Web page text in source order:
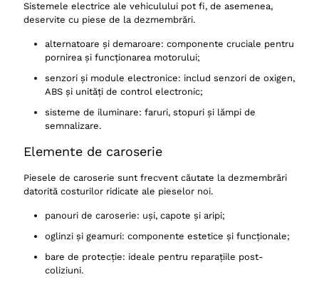
Sistemele electrice ale vehiculului pot fi, de asemenea,
deservite cu piese de la dezmembrări.
alternatoare și demaroare: componente cruciale pentru
pornirea și funcționarea motorului;
senzori și module electronice: includ senzori de oxigen,
ABS și unități de control electronic;
sisteme de iluminare: faruri, stopuri și lămpi de
semnalizare.
Elemente de caroserie
Piesele de caroserie sunt frecvent căutate la dezmembrări
datorită costurilor ridicate ale pieselor noi.
panouri de caroserie: uși, capote și aripi;
oglinzi și geamuri: componente estetice și funcționale;
bare de protecție: ideale pentru reparațiile post-
coliziuni.